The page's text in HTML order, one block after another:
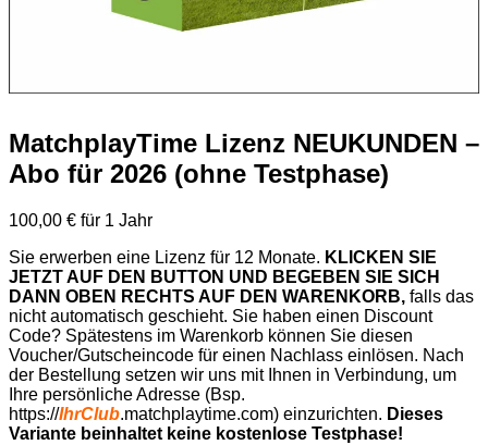
MatchplayTime Lizenz NEUKUNDEN –
Abo für 2026 (ohne Testphase)
100,00 € für 1 Jahr
Sie erwerben eine Lizenz für 12 Monate. KLICKEN SIE
JETZT AUF DEN BUTTON UND BEGEBEN SIE SICH
DANN OBEN RECHTS AUF DEN WARENKORB, falls das
nicht automatisch geschieht. Sie haben einen Discount
Code? Spätestens im Warenkorb können Sie diesen
Voucher/Gutscheincode für einen Nachlass einlösen. Nach
der Bestellung setzen wir uns mit Ihnen in Verbindung, um
Ihre persönliche Adresse (Bsp.
https://IhrClub.matchplaytime.com) einzurichten. Dieses
Variante beinhaltet keine kostenlose Testphase!